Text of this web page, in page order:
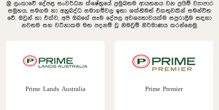
ශ්‍රී ලංකාවේ දේපළ සංවර්ධන ක්ෂේත්‍රයේ ප්‍රමුඛතම ආයතනය වන ප්‍රයිම් ව්‍යාපාර
සමුහය, සමගම හා අනුබද්ධ සමාගම්වල ඉතා ශක්තිමත් එකතුවකින් සමන්විත
වේ. ඔවුන් හා එක්ව, අපි ඔබගේ සෑම දේපල අවශ්‍යතාවයක්ම සපුරාලීම සඳහා
නවතම සහ වටිනාකම මත පදනම් වූ නිමවුම් නිර්මාණය කරන්නෙමු.
Prime Lands Australia Prime Premier